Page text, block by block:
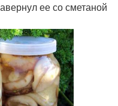
ее со сметаной